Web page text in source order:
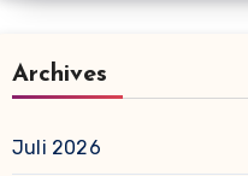
Archives
Juli 2026